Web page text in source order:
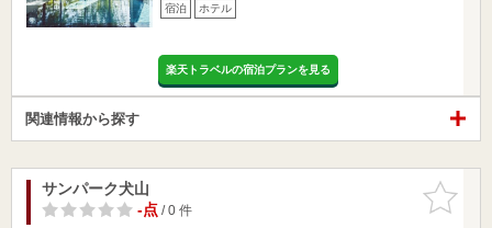
宿泊 ホテル
楽天トラベルの宿泊プランを見る
関連情報から探す
お気に入
りに追加
サンパーク犬山
-点/ 0 件